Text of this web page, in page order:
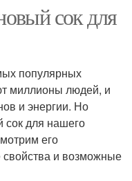
сок для
популярных
миллионы людей, и
и энергии. Но
сок для нашего
его
свойства и возможные